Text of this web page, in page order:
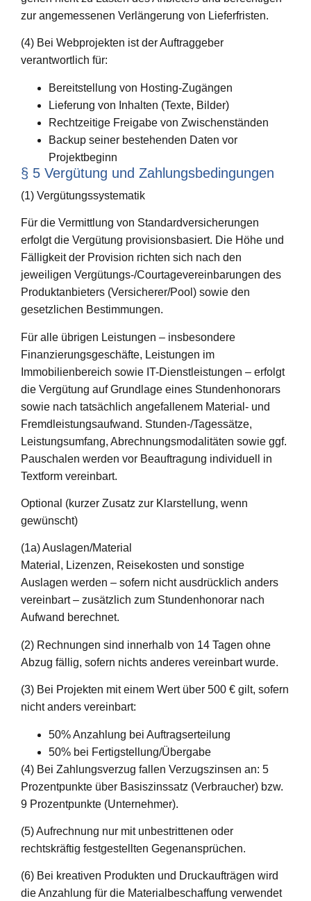
zur angemessenen Verlängerung von Lieferfristen.
(4) Bei Webprojekten ist der Auftraggeber
verantwortlich für:
Bereitstellung von Hosting-Zugängen
Lieferung von Inhalten (Texte, Bilder)
Rechtzeitige Freigabe von Zwischenständen
Backup seiner bestehenden Daten vor
Projektbeginn
§ 5 Vergütung und Zahlungsbedingungen
(1) Vergütungssystematik
Für die Vermittlung von Standardversicherungen
erfolgt die Vergütung provisionsbasiert. Die Höhe und
Fälligkeit der Provision richten sich nach den
jeweiligen Vergütungs-/Courtagevereinbarungen des
Produktanbieters (Versicherer/Pool) sowie den
gesetzlichen Bestimmungen.
Für alle übrigen Leistungen – insbesondere
Finanzierungsgeschäfte, Leistungen im
Immobilienbereich sowie IT-Dienstleistungen – erfolgt
die Vergütung auf Grundlage eines Stundenhonorars
sowie nach tatsächlich angefallenem Material- und
Fremdleistungsaufwand. Stunden-/Tagessätze,
Leistungsumfang, Abrechnungsmodalitäten sowie ggf.
Pauschalen werden vor Beauftragung individuell in
Textform vereinbart.
Optional (kurzer Zusatz zur Klarstellung, wenn
gewünscht)
(1a) Auslagen/Material
Material, Lizenzen, Reisekosten und sonstige
Auslagen werden – sofern nicht ausdrücklich anders
vereinbart – zusätzlich zum Stundenhonorar nach
Aufwand berechnet.
(2) Rechnungen sind innerhalb von 14 Tagen ohne
Abzug fällig, sofern nichts anderes vereinbart wurde.
(3) Bei Projekten mit einem Wert über 500 € gilt, sofern
nicht anders vereinbart:
50% Anzahlung bei Auftragserteilung
50% bei Fertigstellung/Übergabe
(4) Bei Zahlungsverzug fallen Verzugszinsen an: 5
Prozentpunkte über Basiszinssatz (Verbraucher) bzw.
9 Prozentpunkte (Unternehmer).
(5) Aufrechnung nur mit unbestrittenen oder
rechtskräftig festgestellten Gegenansprüchen.
(6) Bei kreativen Produkten und Druckaufträgen wird
die Anzahlung für die Materialbeschaffung verwendet